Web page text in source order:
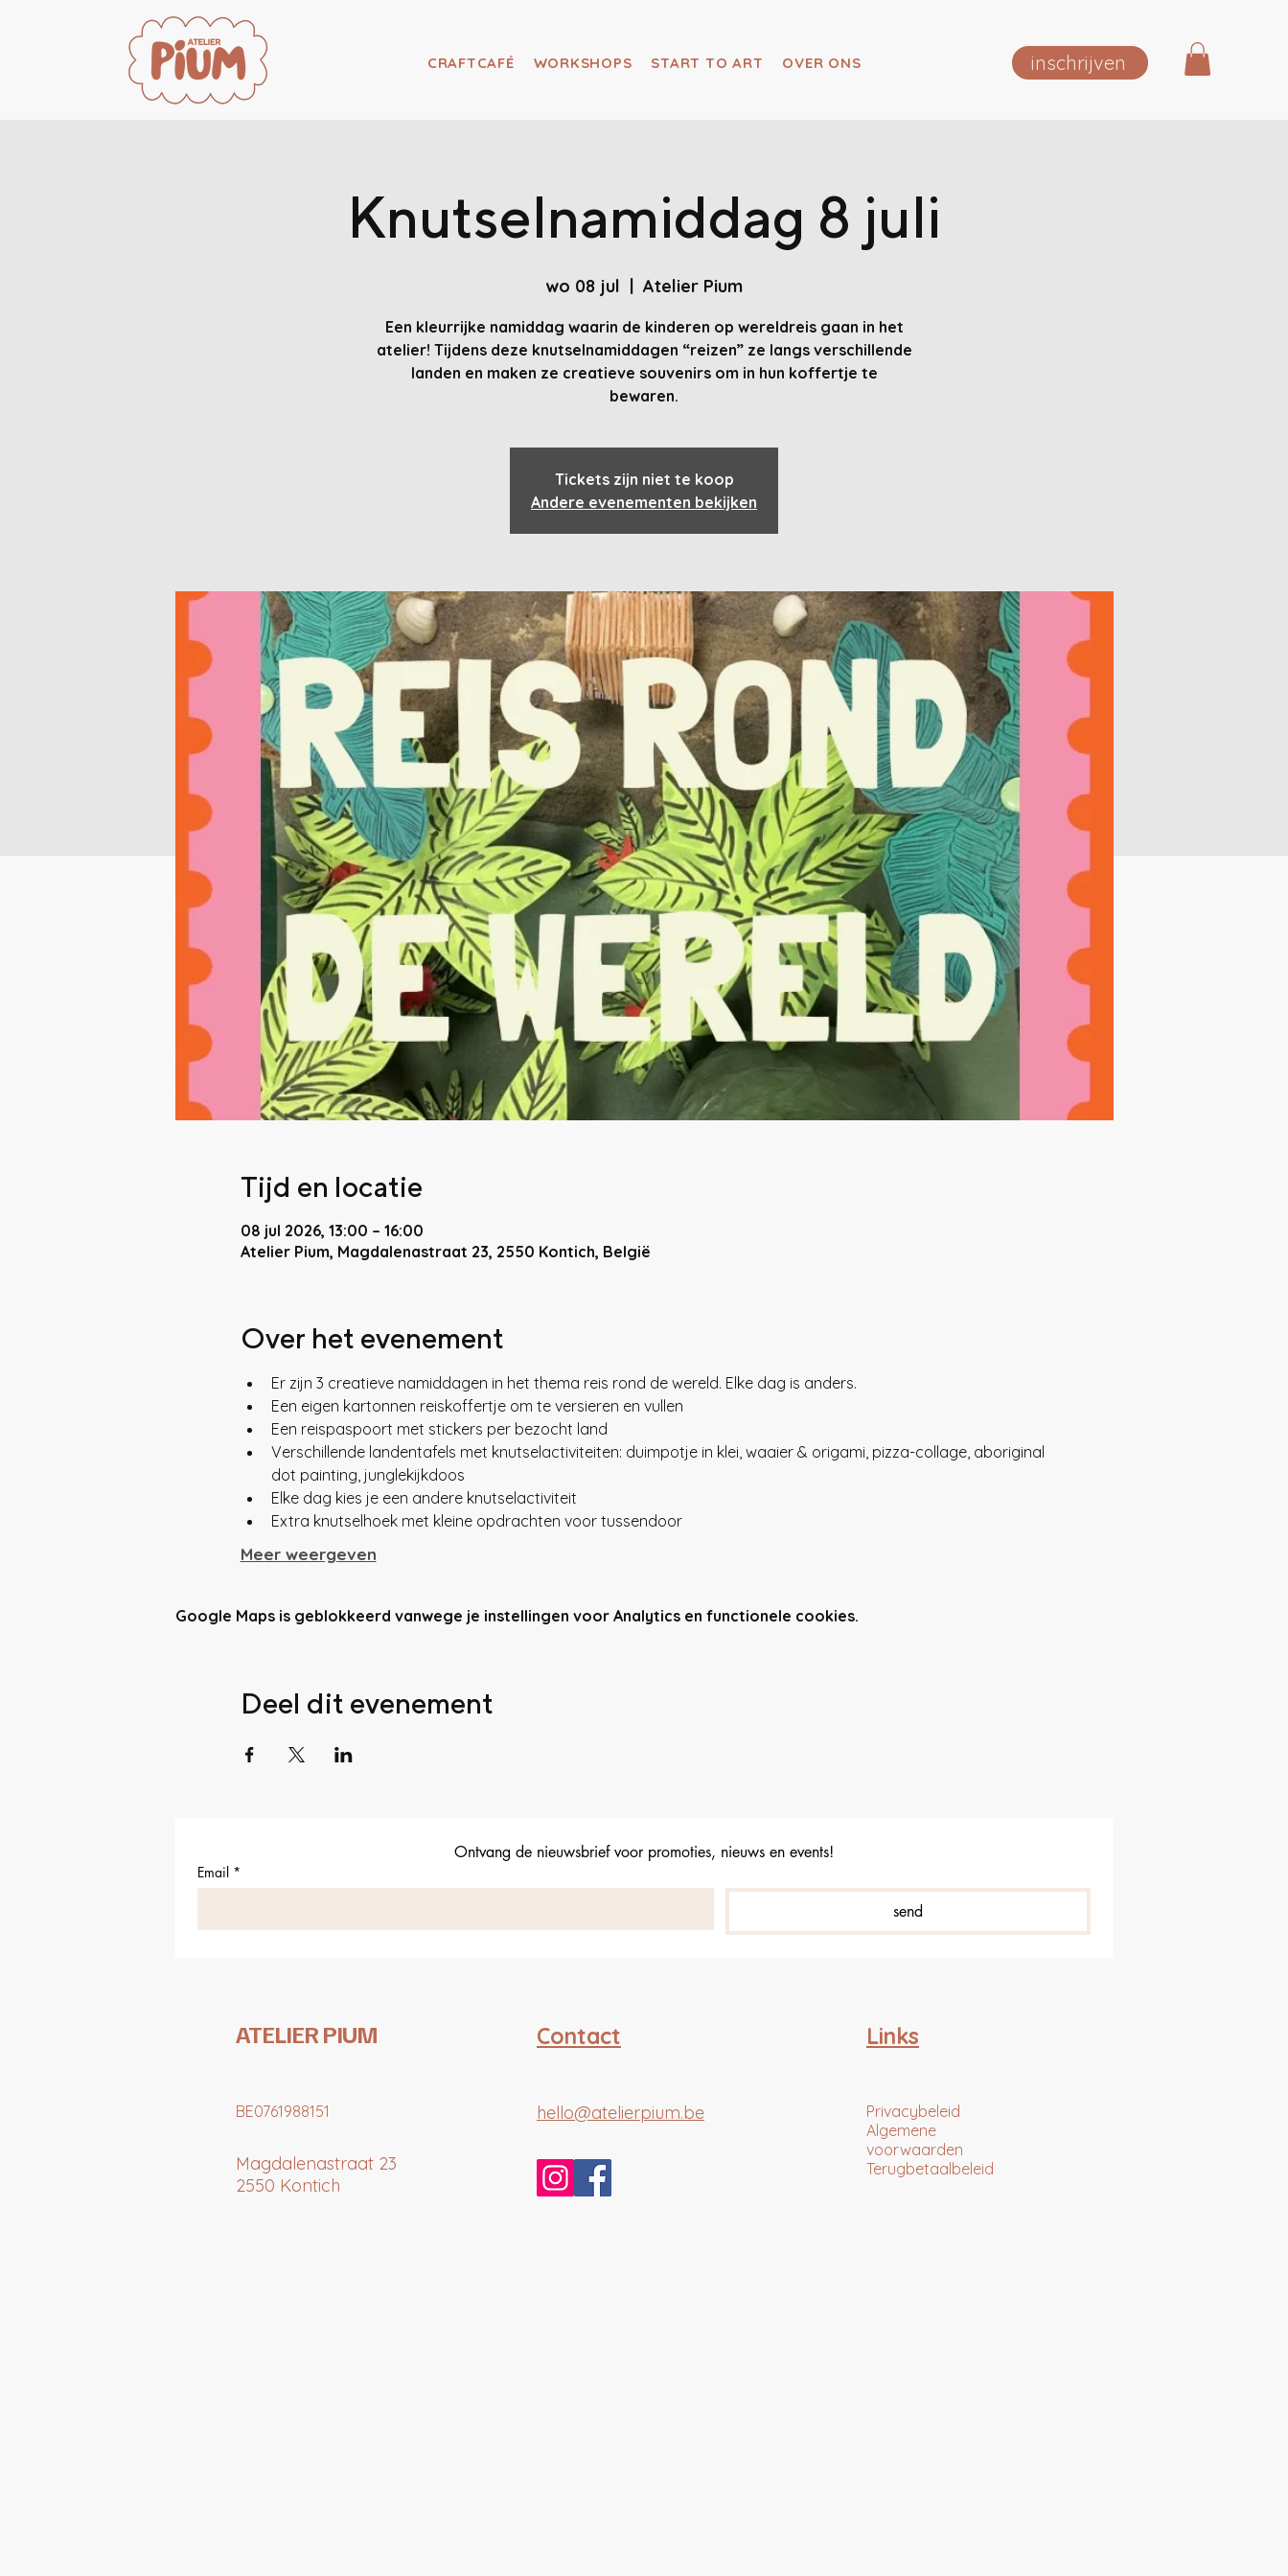
inschrijven
CRAFTCAFÉ WORKSHOPS START TO ART OVER ONS
Knutselnamiddag 8 juli
wo 08 jul
  |
Atelier Pium
Een kleurrijke namiddag waarin de kinderen op wereldreis gaan in het
atelier! Tijdens deze knutselnamiddagen “reizen” ze langs verschillende
landen en maken ze creatieve souvenirs om in hun koffertje te
bewaren.
Tickets zijn niet te koop
Andere evenementen bekijken
Tijd en locatie
08 jul 2026, 13:00 – 16:00
Atelier Pium, Magdalenastraat 23, 2550 Kontich, België
Over het evenement
Er zijn 3 creatieve namiddagen in het thema reis rond de wereld. Elke dag is anders.
Een eigen kartonnen reiskoffertje om te versieren en vullen
Een reispaspoort met stickers per bezocht land
Verschillende landentafels met knutselactiviteiten: duimpotje in klei, waaier & origami, pizza-collage, aboriginal
dot painting, junglekijkdoos
Elke dag kies je een andere knutselactiviteit
Extra knutselhoek met kleine opdrachten voor tussendoor
Meer weergeven
Google Maps is geblokkeerd vanwege je instellingen voor Analytics en functionele cookies.
Deel dit evenement
Ontvang de nieuwsbrief voor promoties, nieuws en events!
Email *
send
Contact
ATELIER PIUM Links
BE0761988151
Magdalenastraat 23
2550 Kontich
hello@atelierpium.be
Privacybeleid
Algemene
voorwaarden
Terugbetaalbeleid